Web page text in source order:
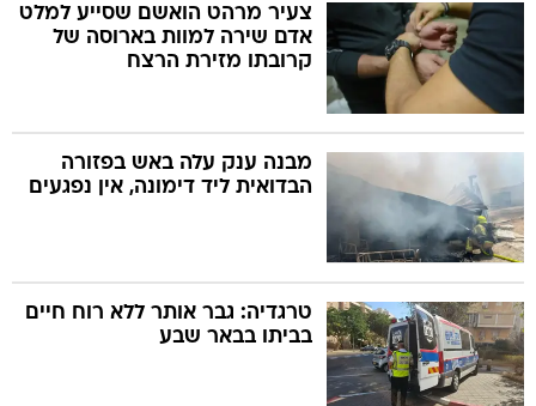
צעיר מרהט הואשם שסייע למלט
אדם שירה למוות בארוסה של
קרובתו מזירת הרצח
מבנה ענק עלה באש בפזורה
הבדואית ליד דימונה, אין נפגעים
טרגדיה: גבר אותר ללא רוח חיים
בביתו בבאר שבע